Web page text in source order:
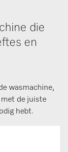
die
en
wasmachine,
de juiste
hebt.